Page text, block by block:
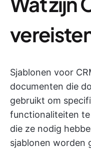
Sjablonen voor
documenten die
gebruikt om
functionaliteiten
die ze nodig
sjablonen worden